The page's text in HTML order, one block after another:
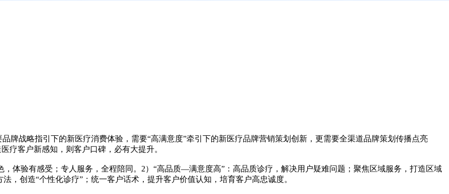
牌战略指引下的新医疗消费体验，需要“高满意度”牵引下的新医疗品牌营销策划创新，更需要全渠道品牌策划传播点亮
疗客户新感知，则客户口碑，必有大提升。
体验有感受；专人服务，全程陪同。2）“高品质—满意度高”：高品质诊疗，解决用户疑难问题；聚焦区域服务，打造区域
，创造“个性化诊疗”；统一客户话术，提升客户价值认知，培育客户高忠诚度。